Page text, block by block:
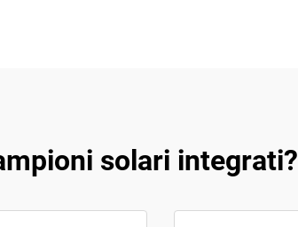
solari integrati?